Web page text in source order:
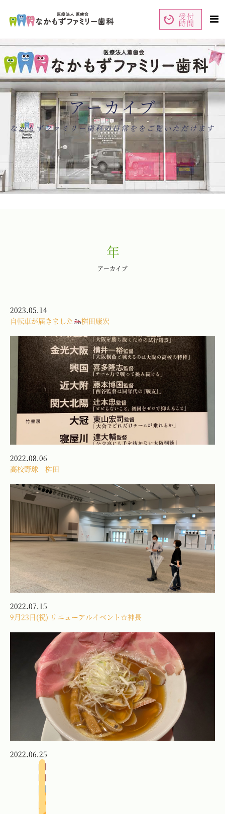
ペ
ー
先
頭
で
コ
ン
テ
ン
受付
時間
コ
ン
ツ
エ
リ
で
す
アーカイブ
なかもずファミリー歯科の日常ををご覧いただけます
年
アーカイブ
2023.05.14
自転車が届きました
桝田康宏
2022.08.06
高校野球 桝田
2022.07.15
9月23日(祝) リニューアルイベント☆神長
2022.06.25